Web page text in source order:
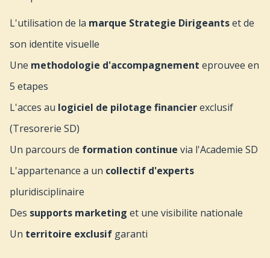
L'utilisation de la marque Strategie Dirigeantset de
son identite visuelle
Une methodologie d'accompagnement eprouvee en
5 etapes
L'acces au logiciel de pilotage financierexclusif
(Tresorerie SD)
Un parcours de formation continue via l'Academie SD
L'appartenance a un collectif d'experts
pluridisciplinaire
Des supports marketing et une visibilite nationale
Un territoire exclusif garanti